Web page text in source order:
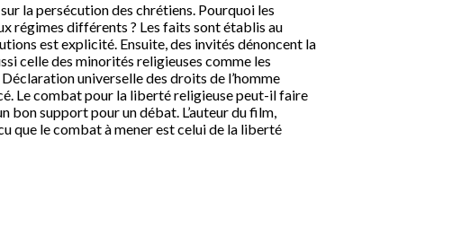
la persécution des chrétiens. Pourquoi les
régimes différents ? Les faits sont établis au
est explicité. Ensuite, des invités dénoncent la
celle des minorités religieuses comme les
universelle des droits de l’homme
Le combat pour la liberté religieuse peut-il faire
bon support pour un débat. L’auteur du film,
que le combat à mener est celui de la liberté